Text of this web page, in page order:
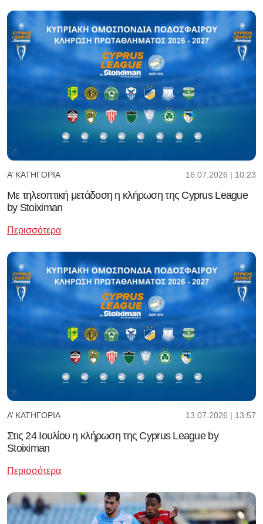
Α’ ΚΑΤΗΓΟΡΊΑ 16.07.2026 | 10:23
Με τηλεοπτική μετάδοση η κλήρωση της Cyprus League
by Stoiximan
Περισσότερα
Α’ ΚΑΤΗΓΟΡΊΑ 13.07.2026 | 13:57
Στις 24 Ιουλίου η κλήρωση της Cyprus League by
Stoiximan
Περισσότερα